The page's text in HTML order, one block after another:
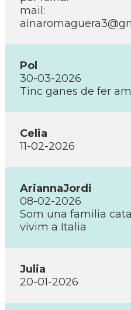
mail:
Pol
30-03-2026
Tinc ganes de fer
Celia
11-02-2026
AriannaJordi
08-02-2026
Som una familia
vivim a Italia
Julia
20-01-2026